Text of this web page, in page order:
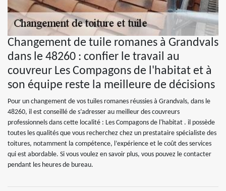
Changement de tuile romanes à Grandvals
dans le 48260 : confier le travail au
couvreur Les Compagons de l'habitat et à
son équipe reste la meilleure de décisions
Pour un changement de vos tuiles romanes réussies à Grandvals, dans le
48260, il est conseillé de s’adresser au meilleur des couvreurs
professionnels dans cette localité : Les Compagons de l'habitat . il possède
toutes les qualités que vous recherchez chez un prestataire spécialiste des
toitures, notamment la compétence, l’expérience et le coût des services
qui est abordable. Si vous voulez en savoir plus, vous pouvez le contacter
pendant les heures de bureau.